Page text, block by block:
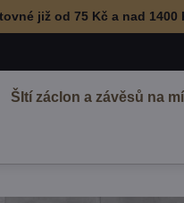
již od 75 Kč a nad
ŠItí záclon a závěsů na